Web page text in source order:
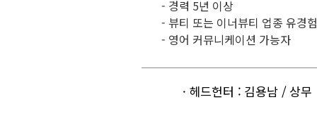
- 경력 5년 이상
- 뷰티 또는 이너뷰티 업종 유경
- 영어 커뮤니케이션 가능자
· 헤드헌터 : 김용남 / 상무